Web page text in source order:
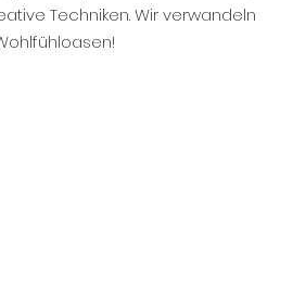
Techniken. Wir verwandeln